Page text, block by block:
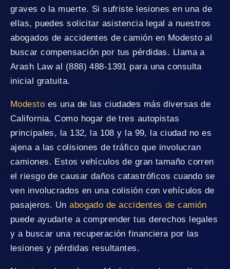
graves o la muerte. Si sufriste lesiones en una de
ellas, puedes solicitar asistencia legal a nuestros
abogados de accidentes de camión en Modesto al
buscar compensación por tus pérdidas. Llama a
Arash Law al (888) 488-1391 para una consulta
inicial gratuita.
Modesto es una de las ciudades más diversas de
California. Como hogar de tres autopistas
principales, la 132, la 108 y la 99, la ciudad no es
ajena a las colisiones de tráfico que involucran
camiones. Estos vehículos de gran tamaño corren
el riesgo de causar daños catastróficos cuando se
ven involucrados en una colisión con vehículos de
pasajeros. Unabogado de accidentes de camión
puede ayudarte a comprender tus derechos legales
y a buscar una recuperación financiera por las
lesiones y pérdidas resultantes.